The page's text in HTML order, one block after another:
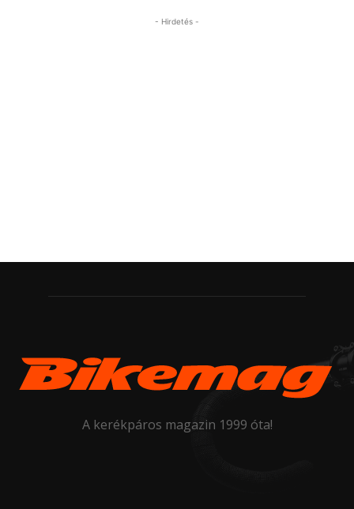
- Hirdetés -
A kerékpáros magazin 1999 óta!